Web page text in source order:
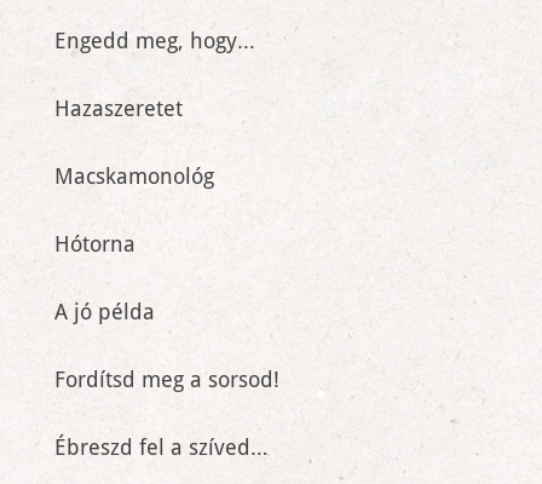
Engedd meg, hogy...
Hazaszeretet
Macskamonológ
Hótorna
A jó példa
Fordítsd meg a sorsod!
Ébreszd fel a szíved…